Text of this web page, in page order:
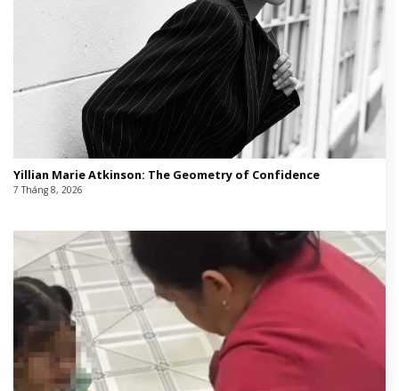
Yillian Marie Atkinson: The Geometry of Confidence
7 Tháng 8, 2026